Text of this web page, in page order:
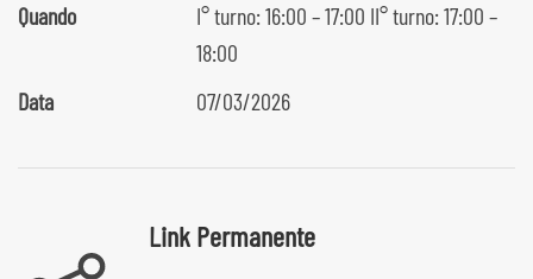
Quando
I° turno: 16:00 – 17:00 II° turno: 17:00 –
18:00
Data
07/03/2026
Link Permanente